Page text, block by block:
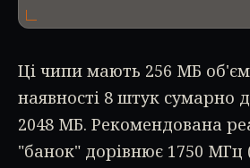
Ці чипи мають 256 МБ
наявності 8 штук сумарно
2048 МБ. Рекомендована
"банок" дорівнює 1750 МГц